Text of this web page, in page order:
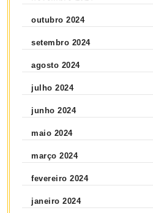
outubro 2024
setembro 2024
agosto 2024
julho 2024
junho 2024
maio 2024
março 2024
fevereiro 2024
janeiro 2024